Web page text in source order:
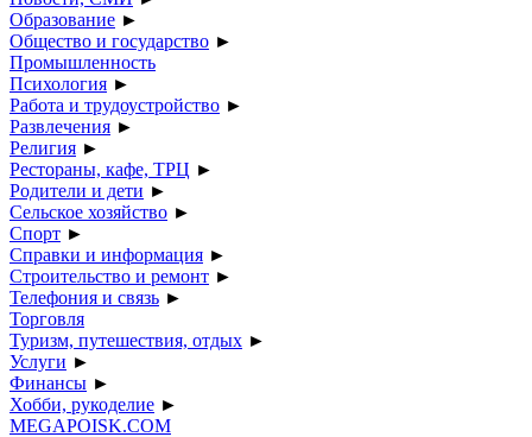
Образование ►
Общество и государство ►
Промышленность
Психология ►
Работа и трудоустройство ►
Развлечения ►
Религия ►
Рестораны, кафе, ТРЦ ►
Родители и дети ►
Сельское хозяйство ►
Спорт ►
Справки и информация ►
Строительство и ремонт ►
Телефония и связь ►
Торговля
Туризм, путешествия, отдых ►
Услуги ►
Финансы ►
Хобби, рукоделие ►
MEGAPOISK.COM